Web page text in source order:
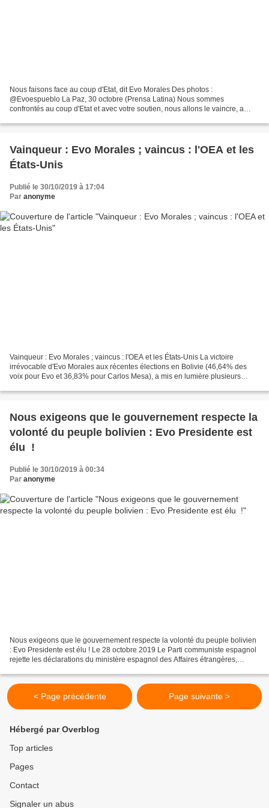
Nous faisons face au coup d'Etat, dit Evo Morales Des photos :
@Evoespueblo La Paz, 30 octobre (Prensa Latina) Nous sommes
confrontés au coup d'Etat et avec votre soutien, nous allons le vaincre, a
Vainqueur : Evo Morales ; vaincus : l'OEA et les
États-Unis
Publié le 30/10/2019 à 17:04
Par anonyme
Vainqueur : Evo Morales ; vaincus : l'OEA et les États-Unis La victoire
irrévocable d'Evo Morales aux récentes élections en Bolivie (46,64% des
voix pour Evo et 36,83% pour Carlos Mesa), a mis en lumière plusieurs
Nous exigeons que le gouvernement respecte la
volonté du peuple bolivien : Evo Presidente est
élu !
Publié le 30/10/2019 à 00:34
Par anonyme
Nous exigeons que le gouvernement respecte la volonté du peuple bolivien
: Evo Presidente est élu ! Le 28 octobre 2019 Le Parti communiste espagnol
rejette les déclarations du ministère espagnol des Affaires étrangères,
< Page précédente Page suivante >
Hébergé par Overblog
Top articles
Pages
Contact
Signaler un abus